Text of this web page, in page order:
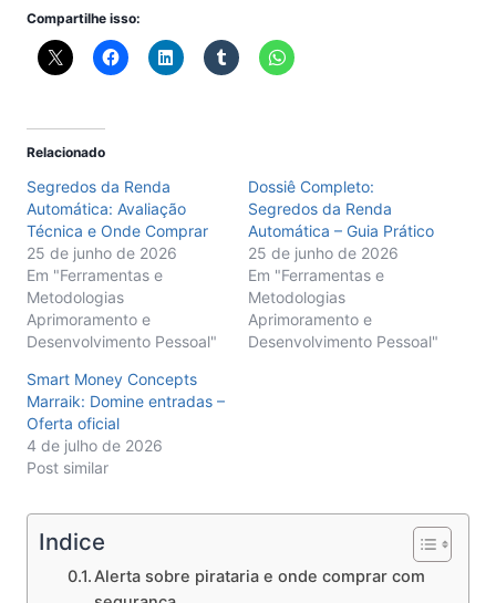
Compartilhe isso:
Relacionado
Segredos da Renda
Automática: Avaliação
Técnica e Onde Comprar
25 de junho de 2026
Em "Ferramentas e
Metodologias
Aprimoramento e
Desenvolvimento Pessoal"
Dossiê Completo:
Segredos da Renda
Automática – Guia Prático
25 de junho de 2026
Em "Ferramentas e
Metodologias
Aprimoramento e
Desenvolvimento Pessoal"
Smart Money Concepts
Marraik: Domine entradas –
Oferta oficial
4 de julho de 2026
Post similar
Indice
Alerta sobre pirataria e onde comprar com